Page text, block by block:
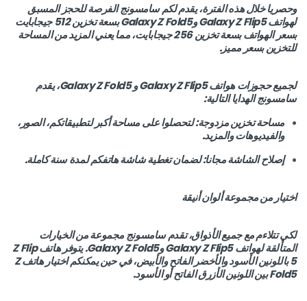
وحصريا خلال هذه الفترة، يقدم لكم سامسونج الفرصة للحجز المسبق
لهواتف Galaxy Z Flip5 وGalaxy Z Fold5 بسعة تخزين 512 جيجابايت
بسعر الهواتف بسعة تخزين 256 جيجابايت، مما يعني المزيد من المساحة
للتخزين بسعر مميز.
لجميع حجوزات هواتف Galaxy Z Flip5 و Galaxy Z Fold5، يقدم
سامسونج الهدايا التالية:
مساحة تخزين مزدوجة: لتحصلوا على مساحة أكبر لتطبيقاتكم، الصور،
والفيديوهات والمزيد.
إصلاح الشاشة مجانا: لضمان تغطية شاشة هاتفكم لمدة سنة كاملة.
اختيار من مجموعة ألوان أنيقة
لكي تتلاءم مع جميع الأذواق، تقدم سامسونج مجموعة من الخيارات
المتألقة لهواتف Galaxy Z Flip5 وGalaxy Z Fold5. يتوفر هاتف Z Flip
5 باللونين الأسود والأخضر الفاتح والأبيض، في حين يمكنكم اختيار هاتف Z
Fold5 بين اللونين الأزرق الفاتح أو الأسود.